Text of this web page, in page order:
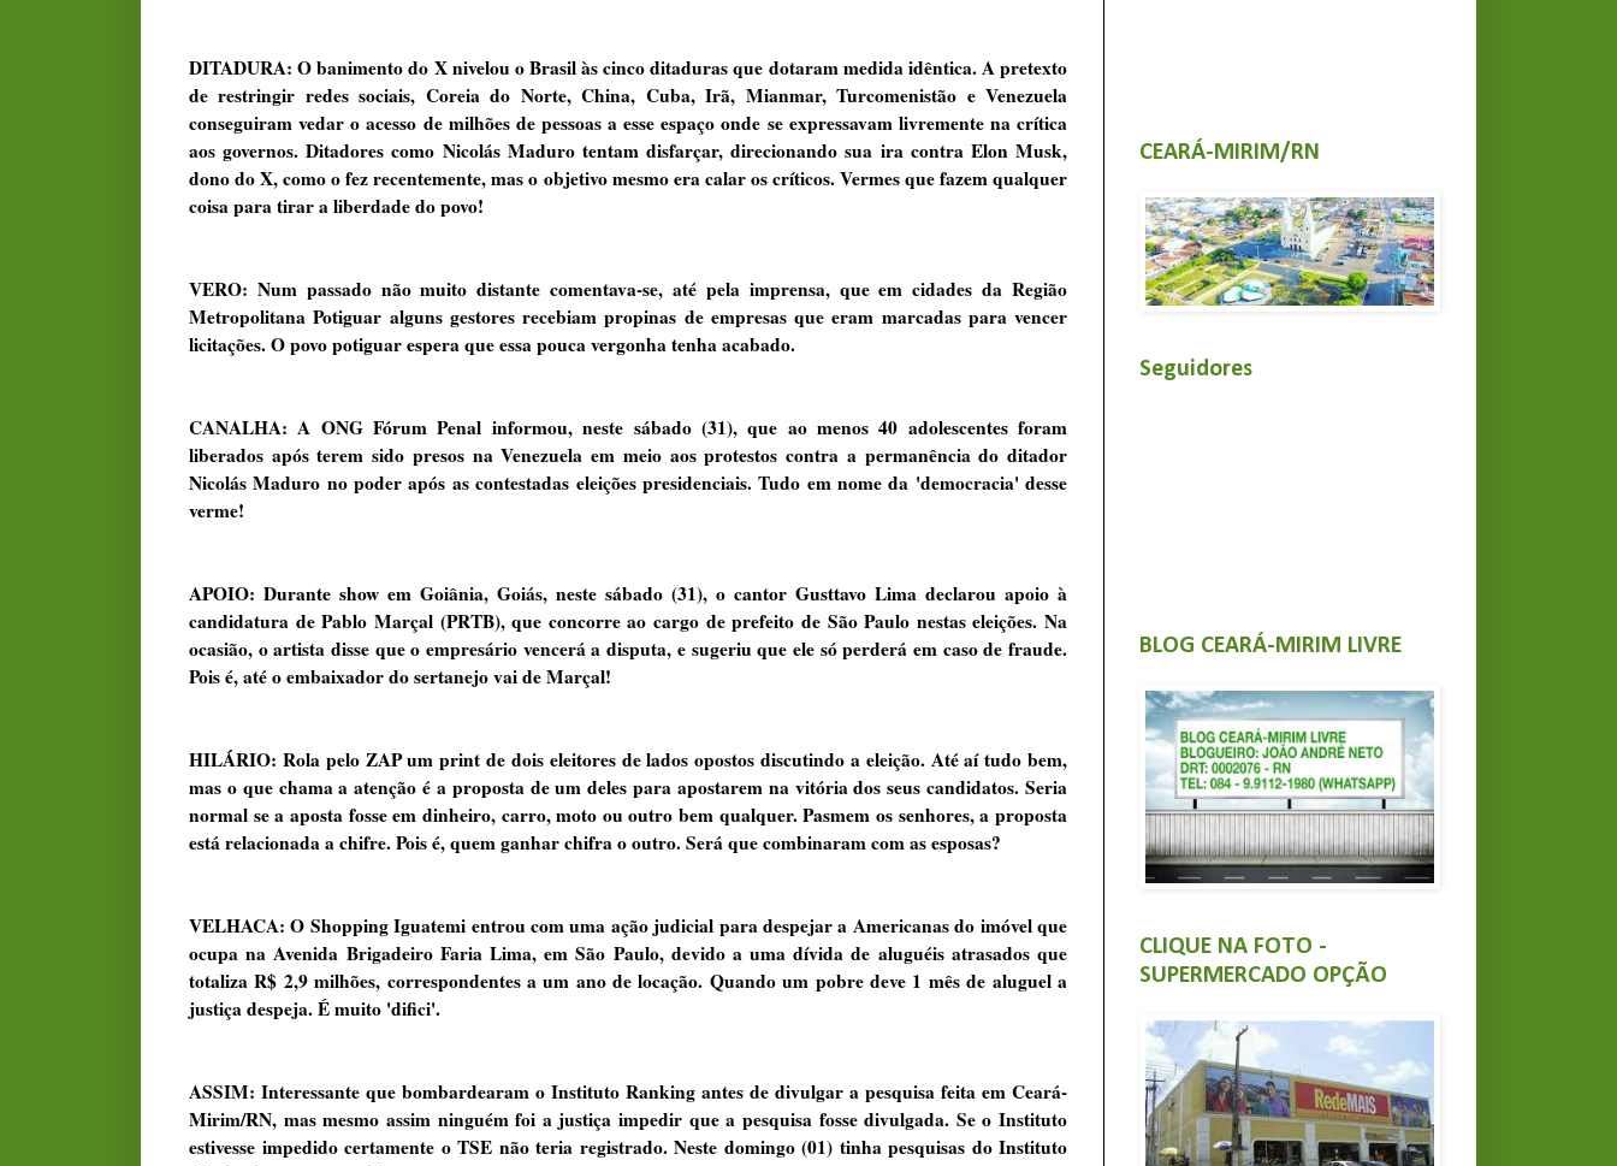
DITADURA: O banimento do X nivelou o Brasil às cinco ditaduras que dotaram medida idêntica. A pretexto
de restringir redes sociais, Coreia do Norte, China, Cuba, Irã, Mianmar, Turcomenistão e Venezuela
conseguiram vedar o acesso de milhões de pessoas a esse espaço onde se expressavam livremente na crítica
aos governos. Ditadores como Nicolás Maduro tentam disfarçar, direcionando sua ira contra Elon Musk,
dono do X, como o fez recentemente, mas o objetivo mesmo era calar os críticos. Vermes que fazem qualquer
coisa para tirar a liberdade do povo!
VERO: Num passado não muito distante comentava-se, até pela imprensa, que em cidades da Região
Metropolitana Potiguar alguns gestores recebiam propinas de empresas que eram marcadas para vencer
licitações. O povo potiguar espera que essa pouca vergonha tenha acabado.
CANALHA: A ONG Fórum Penal informou, neste sábado (31), que ao menos 40 adolescentes foram
liberados após terem sido presos na Venezuela em meio aos protestos contra a permanência do ditador
Nicolás Maduro no poder após as contestadas eleições presidenciais. Tudo em nome da 'democracia' desse
verme!
APOIO: Durante show em Goiânia, Goiás, neste sábado (31), o cantor Gusttavo Lima declarou apoio à
candidatura de Pablo Marçal (PRTB), que concorre ao cargo de prefeito de São Paulo nestas eleições. Na
ocasião, o artista disse que o empresário vencerá a disputa, e sugeriu que ele só perderá em caso de fraude.
Pois é, até o embaixador do sertanejo vai de Marçal!
HILÁRIO: Rola pelo ZAP um print de dois eleitores de lados opostos discutindo a eleição. Até aí tudo bem,
mas o que chama a atenção é a proposta de um deles para apostarem na vitória dos seus candidatos. Seria
normal se a aposta fosse em dinheiro, carro, moto ou outro bem qualquer. Pasmem os senhores, a proposta
está relacionada a chifre. Pois é, quem ganhar chifra o outro. Será que combinaram com as esposas?
VELHACA: O Shopping Iguatemi entrou com uma ação judicial para despejar a Americanas do imóvel que
ocupa na Avenida Brigadeiro Faria Lima, em São Paulo, devido a uma dívida de aluguéis atrasados que
totaliza R$ 2,9 milhões, correspondentes a um ano de locação. Quando um pobre deve 1 mês de aluguel a
justiça despeja. É muito 'difici'.
ASSIM: Interessante que bombardearam o Instituto Ranking antes de divulgar a pesquisa feita em Ceará-
Mirim/RN, mas mesmo assim ninguém foi a justiça impedir que a pesquisa fosse divulgada. Se o Instituto
estivesse impedido certamente o TSE não teria registrado. Neste domingo (01) tinha pesquisas do Instituto
CEARÁ-MIRIM/RN
Seguidores
BLOG CEARÁ-MIRIM LIVRE
CLIQUE NA FOTO -
SUPERMERCADO OPÇÃO